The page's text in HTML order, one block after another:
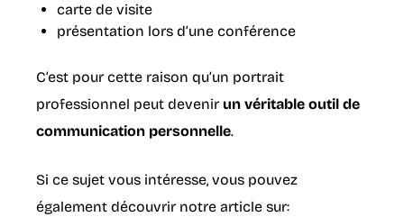
carte de visite
présentation lors d’une conférence
C’est pour cette raison qu’un portrait
professionnel peut devenir un véritable outil de
communication personnelle.
Si ce sujet vous intéresse, vous pouvez
également découvrir notre article sur: